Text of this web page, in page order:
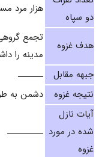
دو سپاه
هزار مرد
هدف غزوه
تجمع
مدينه را
جبهه مقابل
ـــــــ
نتیجه غزوه
دشمن به
آیات نازل
شده در مورد
غزوه
ــــــــــ